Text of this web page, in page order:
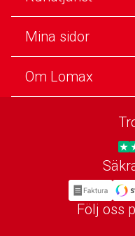
Mina sidor
Om Lomax
Följ oss